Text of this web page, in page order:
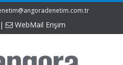
| WebMail Erişim